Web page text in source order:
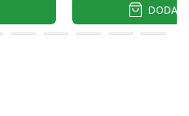
DODAJ